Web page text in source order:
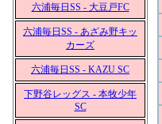
六浦毎日SS - 大豆戸FC
六浦毎日SS - あざみ野キッ
カーズ
六浦毎日SS - KAZU SC
下野谷レッグス - 本牧少年
SC